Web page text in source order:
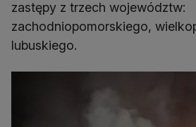
zastępy z trzech województw:
zachodniopomorskiego,
lubuskiego.